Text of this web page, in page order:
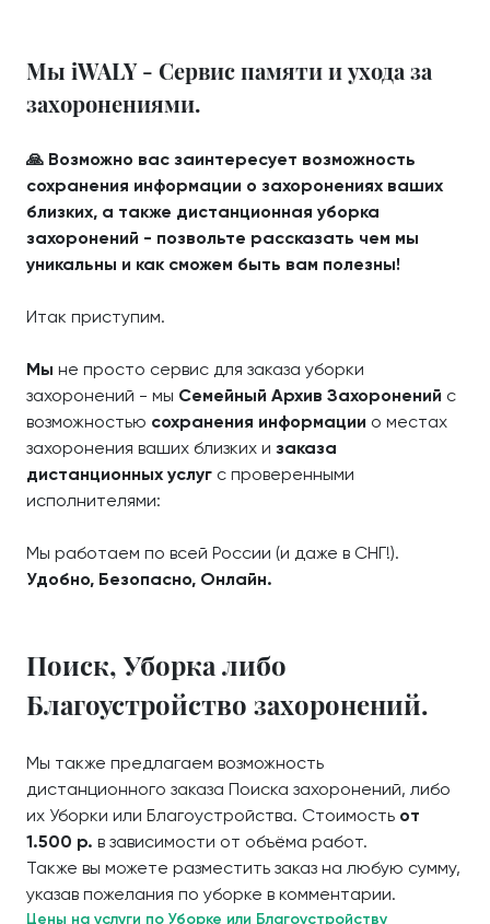
Мы iWALY - Сервис памяти и ухода за
захоронениями.
🙏 Возможно вас заинтересует возможность
сохранения информации о захоронениях ваших
близких, а также дистанционная уборка
захоронений - позвольте рассказать чем мы
уникальны и как сможем быть вам полезны!
Итак приступим.
Мы не просто сервис для заказа уборки
захоронений - мы Семейный Архив Захоронений с
возможностью сохранения информации о местах
захоронения ваших близких и заказа
дистанционных услуг с проверенными
исполнителями:
Мы работаем по всей России (и даже в СНГ!).
Удобно, Безопасно, Онлайн.
Поиск, Уборка либо
Благоустройство захоронений.
Мы также предлагаем возможность
дистанционного заказа Поиска захоронений, либо
их Уборки или Благоустройства. Стоимость от
1.500 р. в зависимости от объёма работ.
Также вы можете разместить заказ на любую сумму,
указав пожелания по уборке в комментарии.
Цены на услуги по Уборке или Благоустройству